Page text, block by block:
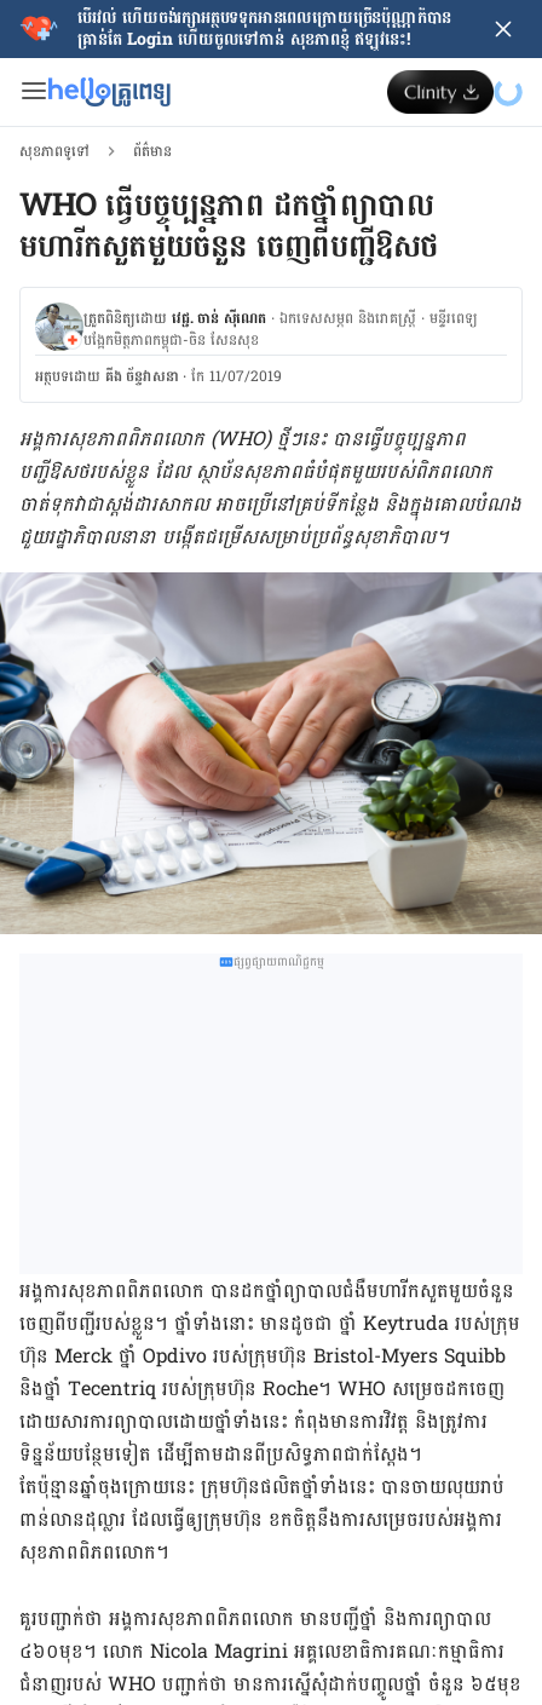
បើរវល់ ហើយចង់​រក្សាអត្ថបទទុកអានពេលក្រោយ​ច្រើនប៉ុណ្ណាក៏បាន
គ្រាន់តែ​ Login ហើយចូលទៅកាន់ សុខភាពខ្ញុំ ឥឡូវនេះ!
សុខភាពទូទៅ ព័ត៌មាន
WHO ធ្វើបច្ចុប្បន្នភាព ដកថ្នាំព្យាបាល
មហារីកសួតមួយចំនួន ចេញពី​បញ្ជីឱសថ
ត្រួតពិនិត្យដោយ វេជ្ជ. ចាន់ ស៊ីណេត ·ឯកទេសសម្ភព និងរោគស្ត្រី ·ម​ន្ទីរពេទ្យ
បង្អែកមិត្តភាពកម្ពុជា-ចិន សែនសុខ
អត្ថបទ​ដោយ គីង ច័ន្ទវាសនា​ · កែ 11/07/2019
អង្គការសុខភាព​ពិភពលោក (WHO) ថ្មីៗនេះ បានធ្វើបច្ចុប្បន្នភាព​
បញ្ជីឱសថ​របស់​ខ្លួន ដែល ស្ថាប័ន​សុខភាព​ធំបំផុត​មួយ​របស់​ពិភពលោក​
ចាត់ទុក​វាជា​ស្ដង់ដារ​សាកល អាចប្រើ​នៅគ្រប់​ទីកន្លែង និង​ក្នុង​គោលបំណង​
ជួយ​រដ្ឋាភិបាល​នានា បង្កើត​ជម្រើស​សម្រាប់​ប្រព័ន្ធសុខាភិបាល។
ផ្សព្វផ្សាយពាណិជ្ជកម្ម
អង្គការសុខភាព​ពិភពលោក បាន​ដកថ្នាំ​ព្យាបាល​ជំងឺមហារីក​សួត​មួយចំនួន
ចេញពី​បញ្ជីរបស់​ខ្លួន។ ថ្នាំទាំងនោះ មាន​ដូចជា ថ្នាំ Keytruda របស់​ក្រុម
ហ៊ុន Merck ថ្នាំ Opdivo របស់​ក្រុមហ៊ុន Bristol-Myers Squibb
និង​ថ្នាំ Tecentriq របស់​ក្រុមហ៊ុន Roche។ WHO សម្រេច​ដកចេញ
ដោយសារ​ការព្យាបាល​ដោយ​ថ្នាំទាំង​នេះ កំពុង​មាន​ការ​វិវត្ត និង​ត្រូវការ​
ទិន្នន័យ​បន្ថែម​ទៀត ដើម្បី​តាមដាន​ពីប្រសិទ្ធភាព​ជាក់ស្ដែង។
តែប៉ុន្មានឆ្នាំ​ចុងក្រោយ​នេះ ក្រុមហ៊ុន​ផលិត​ថ្នាំទាំង​នេះ បាន​ចាយលុយ​រាប់
ពាន់​លាន​ដុល្លារ ដែល​ធ្វើឲ្យ​ក្រុមហ៊ុន ខកចិត្ត​នឹង​ការសម្រេច​របស់​អង្គការ​
សុខភាព​ពិភពលោក។
គួរបញ្ជាក់​ថា អង្គការ​សុខភាព​ពិភពលោក មាន​បញ្ជីថ្នាំ និង​ការព្យាបាល
៤៦០​មុខ។ លោក Nicola Magrini អគ្គលេខាធិការ​គណៈកម្មាធិការ​
ជំនាញ​របស់ WHO បញ្ជាក់ថា មាន​ការស្នើសុំ​ដាក់​បញ្ចូល​ថ្នាំ ចំនួន ៦៥​មុខ